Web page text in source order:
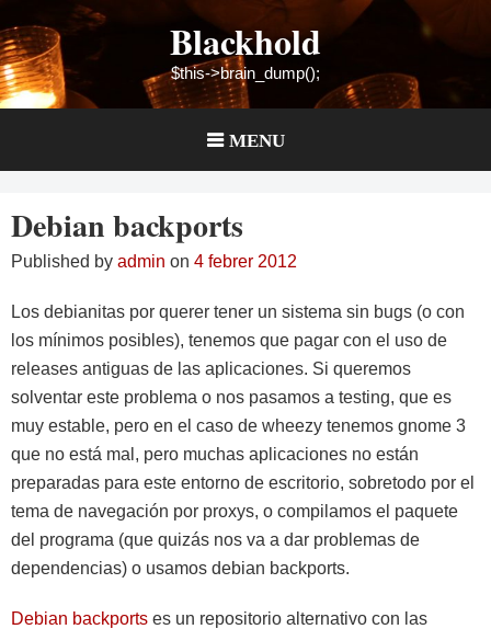
to
content
Blackhold
$this->brain_dump();
MENU
Debian backports
Published by admin on 4 febrer 2012
Los debianitas por querer tener un sistema sin bugs (o con
los mínimos posibles), tenemos que pagar con el uso de
releases antiguas de las aplicaciones. Si queremos
solventar este problema o nos pasamos a testing, que es
muy estable, pero en el caso de wheezy tenemos gnome 3
que no está mal, pero muchas aplicaciones no están
preparadas para este entorno de escritorio, sobretodo por el
tema de navegación por proxys, o compilamos el paquete
del programa (que quizás nos va a dar problemas de
dependencias) o usamos debian backports.
Debian backports es un repositorio alternativo con las